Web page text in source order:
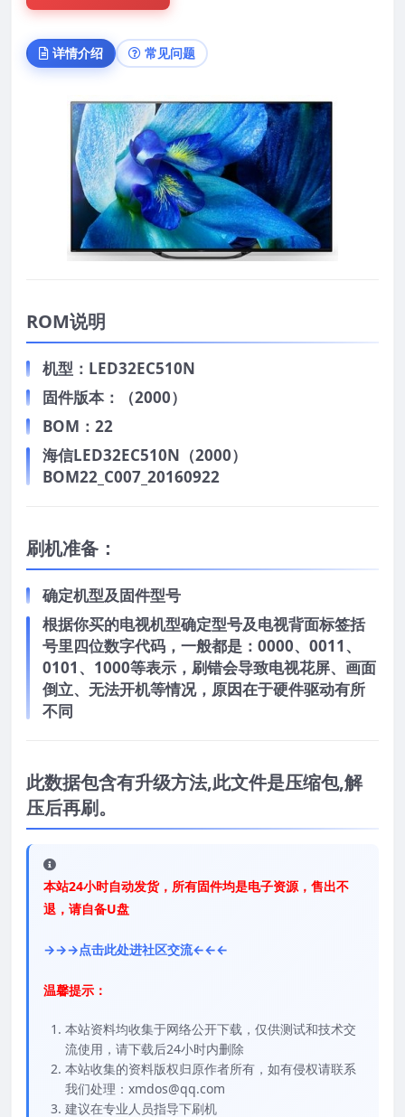
详情介绍 常见问题
ROM说明
机型：LED32EC510N
固件版本：（2000）
BOM：22
海信LED32EC510N（2000）
BOM22_C007_20160922
刷机准备：
确定机型及固件型号
根据你买的电视机型确定型号及电视背面标签括
号里四位数字代码，一般都是：0000、0011、
0101、1000等表示，刷错会导致电视花屏、画面
倒立、无法开机等情况，原因在于硬件驱动有所
不同
此数据包含有升级方法,此文件是压缩包,解
压后再刷。
本站24小时自动发货，所有固件均是电子资源，售出不
退，请自备U盘
→→→点击此处进社区交流←←←
温馨提示：
本站资料均收集于网络公开下载，仅供测试和技术交
流使用，请下载后24小时内删除
本站收集的资料版权归原作者所有，如有侵权请联系
我们处理：xmdos@qq.com
建议在专业人员指导下刷机